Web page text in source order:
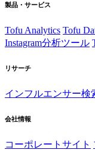
製品・サービス
Tofu Analytics Tofu
Instagram分析ツール
リサーチ
インフルエンサー検
会社情報
コーポレートサイト